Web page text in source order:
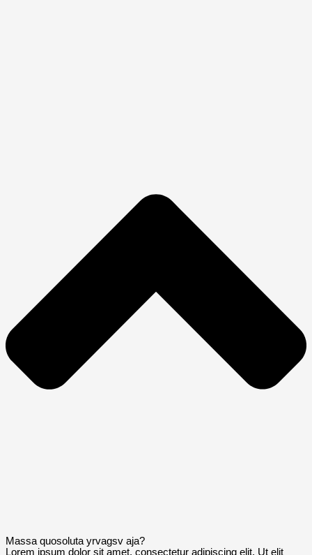
Massa quosoluta yrvagsv aja?
Lorem ipsum dolor sit amet, consectetur adipiscing elit. Ut elit